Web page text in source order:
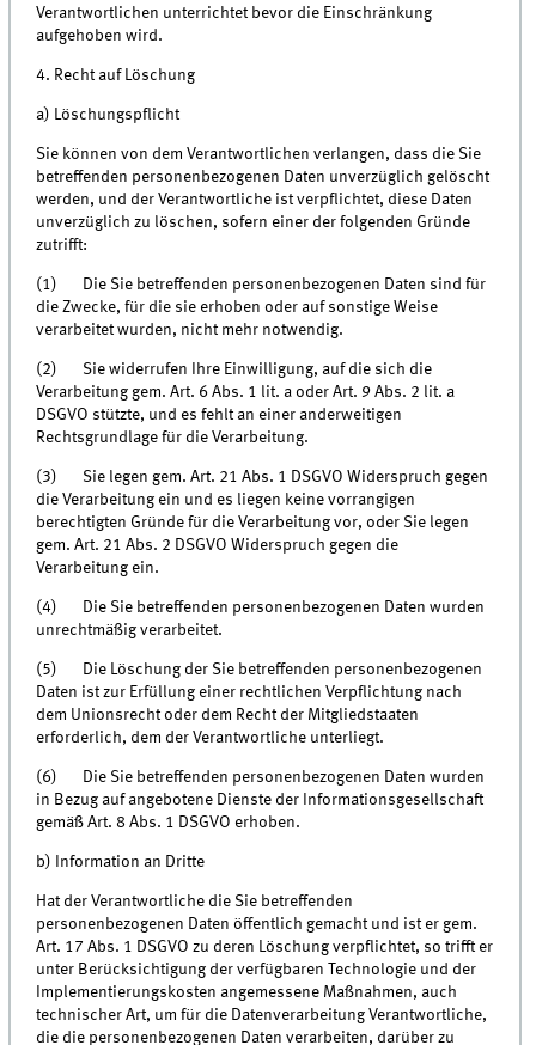
Verantwortlichen unterrichtet bevor die Einschränkung
aufgehoben wird.
4. Recht auf Löschung
a) Löschungspflicht
Sie können von dem Verantwortlichen verlangen, dass die Sie
betreffenden personenbezogenen Daten unverzüglich gelöscht
werden, und der Verantwortliche ist verpflichtet, diese Daten
unverzüglich zu löschen, sofern einer der folgenden Gründe
zutrifft:
(1) Die Sie betreffenden personenbezogenen Daten sind für
die Zwecke, für die sie erhoben oder auf sonstige Weise
verarbeitet wurden, nicht mehr notwendig.
(2) Sie widerrufen Ihre Einwilligung, auf die sich die
Verarbeitung gem. Art. 6 Abs. 1 lit. a oder Art. 9 Abs. 2 lit. a
DSGVO stützte, und es fehlt an einer anderweitigen
Rechtsgrundlage für die Verarbeitung.
(3) Sie legen gem. Art. 21 Abs. 1 DSGVO Widerspruch gegen
die Verarbeitung ein und es liegen keine vorrangigen
berechtigten Gründe für die Verarbeitung vor, oder Sie legen
gem. Art. 21 Abs. 2 DSGVO Widerspruch gegen die
Verarbeitung ein.
(4) Die Sie betreffenden personenbezogenen Daten wurden
unrechtmäßig verarbeitet.
(5) Die Löschung der Sie betreffenden personenbezogenen
Daten ist zur Erfüllung einer rechtlichen Verpflichtung nach
dem Unionsrecht oder dem Recht der Mitgliedstaaten
erforderlich, dem der Verantwortliche unterliegt.
(6) Die Sie betreffenden personenbezogenen Daten wurden
in Bezug auf angebotene Dienste der Informationsgesellschaft
gemäß Art. 8 Abs. 1 DSGVO erhoben.
b) Information an Dritte
Hat der Verantwortliche die Sie betreffenden
personenbezogenen Daten öffentlich gemacht und ist er gem.
Art. 17 Abs. 1 DSGVO zu deren Löschung verpflichtet, so trifft er
unter Berücksichtigung der verfügbaren Technologie und der
Implementierungskosten angemessene Maßnahmen, auch
technischer Art, um für die Datenverarbeitung Verantwortliche,
die die personenbezogenen Daten verarbeiten, darüber zu